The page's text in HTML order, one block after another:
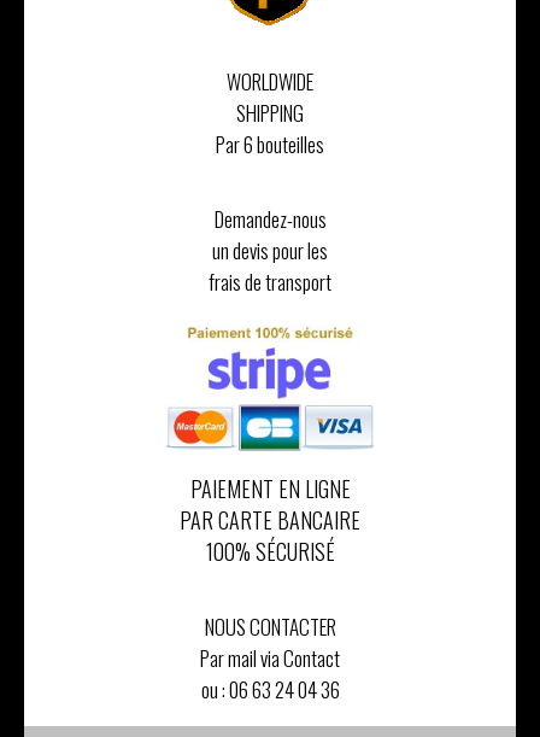
WORLDWIDE
SHIPPING
Par 6 bouteilles
Demandez-nous
un devis pour les
frais de transport
PAIEMENT EN LIGNE
PAR CARTE BANCAIRE
100% SÉCURISÉ
NOUS CONTACTER
Par mail via Contact
ou :06 63 24 04 36